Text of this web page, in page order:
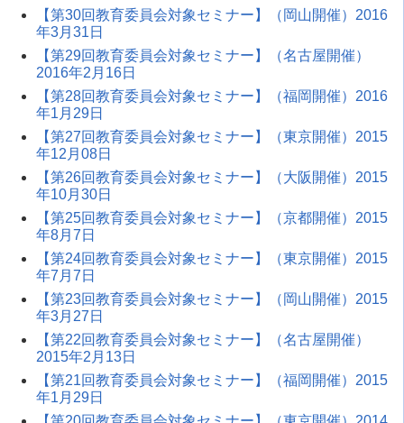
【第30回教育委員会対象セミナー】（岡山開催）2016
年3月31日
【第29回教育委員会対象セミナー】（名古屋開催）
2016年2月16日
【第28回教育委員会対象セミナー】（福岡開催）2016
年1月29日
【第27回教育委員会対象セミナー】（東京開催）2015
年12月08日
【第26回教育委員会対象セミナー】（大阪開催）2015
年10月30日
【第25回教育委員会対象セミナー】（京都開催）2015
年8月7日
【第24回教育委員会対象セミナー】（東京開催）2015
年7月7日
【第23回教育委員会対象セミナー】（岡山開催）2015
年3月27日
【第22回教育委員会対象セミナー】（名古屋開催）
2015年2月13日
【第21回教育委員会対象セミナー】（福岡開催）2015
年1月29日